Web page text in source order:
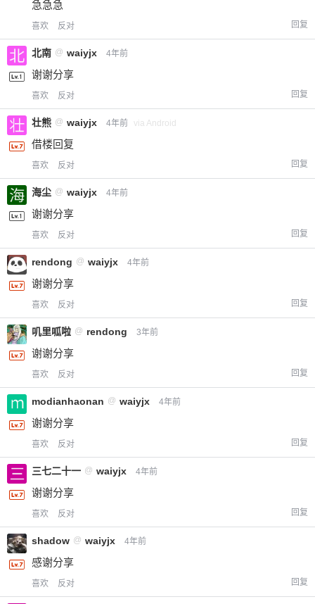
急急急
喜欢 反对 回复
北南 @ waiyjx 4年前
谢谢分享
喜欢 反对 回复
壮熊 @ waiyjx 4年前 via Android
借楼回复
喜欢 反对 回复
海尘 @ waiyjx 4年前
谢谢分享
喜欢 反对 回复
rendong @ waiyjx 4年前
谢谢分享
喜欢 反对 回复
叽里呱啦 @ rendong 3年前
谢谢分享
喜欢 反对 回复
modianhaonan @ waiyjx 4年前
谢谢分享
喜欢 反对 回复
三七二十一 @ waiyjx 4年前
谢谢分享
喜欢 反对 回复
shadow @ waiyjx 4年前
感谢分享
喜欢 反对 回复
限。
忘记密码？